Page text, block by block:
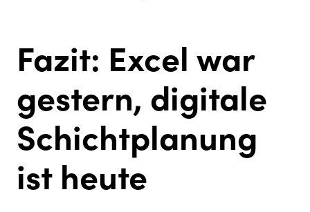
Fazit: Excel war
gestern, digitale
Schichtplanung
ist heute